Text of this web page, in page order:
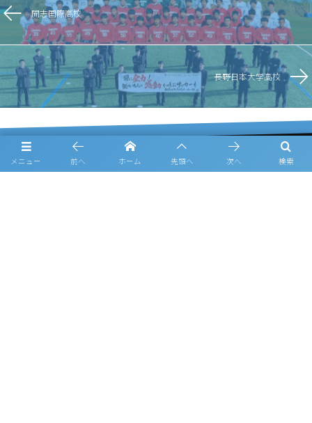
開志国際高校
長野日本大学高校
メニュー 検索
前へ ホーム 先頭へ 次へ